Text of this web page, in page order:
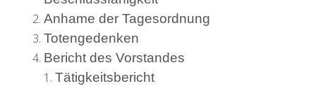
Anhame der Tagesordnung
Totengedenken
Bericht des Vorstandes
Tätigkeitsbericht